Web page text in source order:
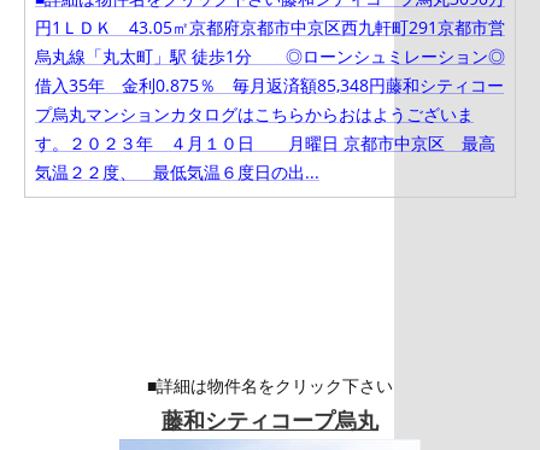
円1ＬＤＫ 43.05㎡京都府京都市中京区西九軒町291京都市営
烏丸線「丸太町」駅 徒歩1分 ◎ローンシュミレーション◎
借入35年 金利0.875％ 毎月返済額85,348円藤和シティコー
プ烏丸マンションカタログはこちらからおはようございま
す。２０２３年 ４月１０日 月曜日 京都市中京区 最高
気温２２度、 最低気温６度日の出...
■詳細は物件名をクリック下さい
藤和シティコープ烏丸